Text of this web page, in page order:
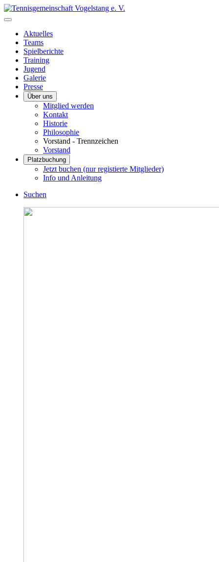
Aktuelles
Teams
Spielberichte
Training
Jugend
Galerie
Presse
Über uns
Mitglied werden
Kontakt
Historie
Philosophie
Vorstand - Trennzeichen
Vorstand
Platzbuchung
Jetzt buchen (nur registierte Mitglieder)
Info und Anleitung
Suchen